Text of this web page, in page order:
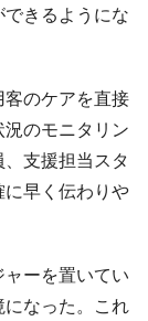
きるようにな
のケアを直接
のモニタリン
支援担当スタ
早く伝わりや
ーを置いてい
なった。これ